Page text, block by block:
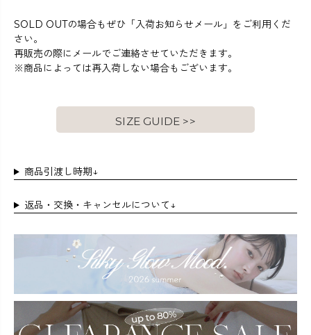
SOLD OUTの場合もぜひ「入荷お知らせメール」をご利用くだ
さい。
再販売の際にメールでご連絡させていただきます。
※商品によっては再入荷しない場合もございます。
SIZE GUIDE >>
商品引渡し時期↓
返品・交換・キャンセルについて↓